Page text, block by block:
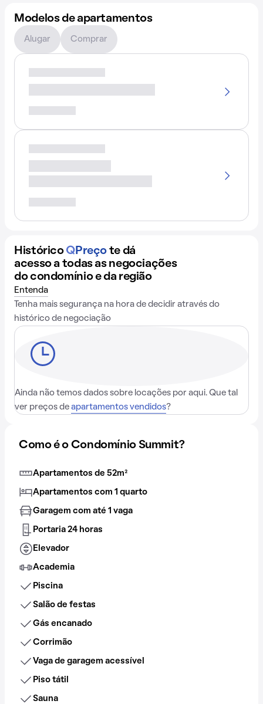
Modelos de apartamentos
Alugar Comprar
Histórico QPreço te dá
acesso a todas as negociações
do condomínio e da região
Entenda
Tenha mais segurança na hora de decidir através do
histórico de negociação
Ainda não temos dados sobre locações por aqui. Que tal
ver preços de apartamentos vendidos?
Como é o Condomínio Summit?
Apartamentos de 52m²
Apartamentos com 1 quarto
Garagem com até 1 vaga
Portaria 24 horas
Elevador
Academia
Piscina
Salão de festas
Gás encanado
Corrimão
Vaga de garagem acessível
Piso tátil
Sauna